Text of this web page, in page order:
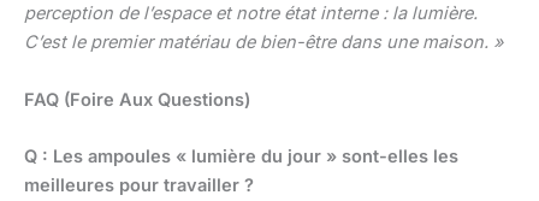
perception de l’espace et notre état interne : la lumière.
C’est le premier matériau de bien-être dans une maison. »
FAQ (Foire Aux Questions)
Q : Les ampoules « lumière du jour » sont-elles les
meilleures pour travailler ?